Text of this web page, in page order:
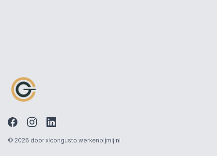
© 2026 door xlcongusto.werkenbijmij.nl